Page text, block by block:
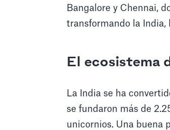
Bangalore y Chennai,
transformando la India,
El ecosistema
La India se ha
se fundaron más de
unicornios. Una buena